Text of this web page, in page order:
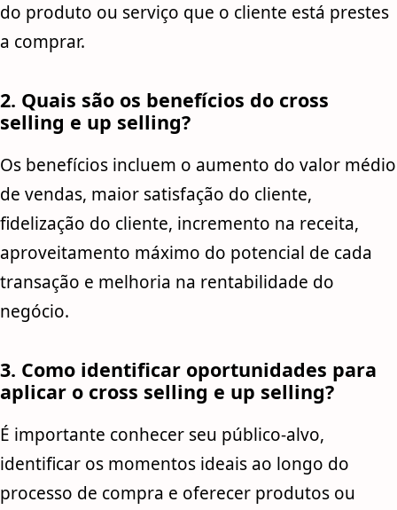
do produto ou serviço que o cliente está prestes
a comprar.
2. Quais são os benefícios do cross
selling e up selling?
Os benefícios incluem o aumento do valor médio
de vendas, maior satisfação do cliente,
fidelização do cliente, incremento na receita,
aproveitamento máximo do potencial de cada
transação e melhoria na rentabilidade do
negócio.
3. Como identificar oportunidades para
aplicar o cross selling e up selling?
É importante conhecer seu público-alvo,
identificar os momentos ideais ao longo do
processo de compra e oferecer produtos ou